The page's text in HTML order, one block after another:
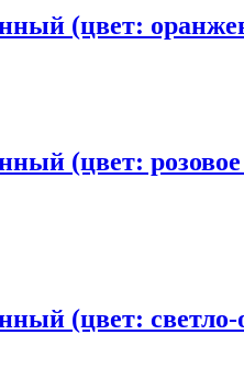
(цвет:
(цвет: розовое
(цвет: